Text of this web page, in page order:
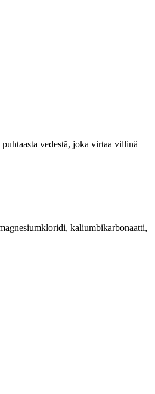
vedestä, joka virtaa villinä
kaliumbikarbonaatti,